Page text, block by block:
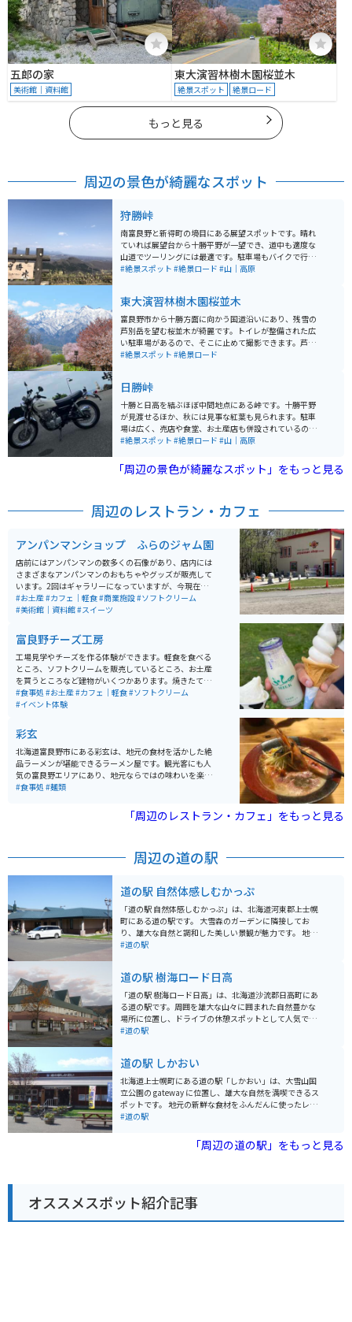
五郎の家
美術館｜資料館
東大演習林樹木園桜並木
絶景スポット 絶景ロード
もっと見る
周辺の景色が綺麗なスポット
狩勝峠
南富良野と新得町の境目にある展望スポットです。晴れ
ていれば展望台から十勝平野が一望でき、道中も適度な
山道でツーリングには最適です。駐車場もバイクで行く
分には満杯になることはないので心配いりません。
#絶景スポット #絶景ロード #山｜高原
東大演習林樹木園桜並木
富良野市から十勝方面に向かう国道沿いにあり、残雪の
芦別岳を望む桜並木が綺麗です。トイレが整備された広
い駐車場があるので、そこに止めて撮影できます。芦別
岳と桜並木を撮るには、国道に出なければならず、交通
きりとした写真を撮るなら午前中がオススメです。
#絶景スポット #絶景ロード
日勝峠
十勝と日高を結ぶほぼ中間地点にある峠です。十勝平野
が見渡せるほか、秋には見事な紅葉も見られます。駐車
場は広く、売店や食堂、お土産店も併設されているの
で、休憩や食事、買い物のついでに立ち寄ることもでき
#絶景スポット #絶景ロード #山｜高原
「周辺の景色が綺麗なスポット」をもっと見る
周辺のレストラン・カフェ
アンパンマンショップ ふらのジャム園
店前にはアンパンマンの数多くの石像があり、店内には
さまざまなアンパンマンのおもちゃやグッズが販売して
います。2回はギャラリーになっていますが、今現在は改
修工事の為閉鎖中です。 隣はジャム工房になっており、
ジャムの販売もしています。スイーツやソフトクリーム
#お土産#カフェ｜軽食#商業施設#ソフトクリーム
#美術館｜資料館#スイーツ
富良野チーズ工房
工場見学やチーズを作る体験ができます。軽食を食べる
ところ、ソフトクリームを販売しているところ、お土産
を買うところなど建物がいくつかあります。焼きたての
ピザやソフトクリーム、ジェラートもあります。
#食事処 #お土産#カフェ｜軽食#ソフトクリーム
#イベント体験
彩玄
北海道富良野市にある彩玄は、地元の食材を活かした絶
品ラーメンが堪能できるラーメン屋です。観光客にも人
気の富良野エリアにあり、地元ならではの味わいを楽し
めます。ラーメン以外にもエビ焼き、ホタテ焼き、しゃ
「腹黒」ブラックラーメン大人気です。海鮮ラーメンを
食べながら厚岸特産の牡蠣も食べられます。休業日は毎
#食事処 #麺類
「周辺のレストラン・カフェ」をもっと見る
周辺の道の駅
道の駅 自然体感しむかっぷ
「道の駅 自然体感しむかっぷ」は、北海道河東郡上士幌
町にある道の駅です。 大雪森のガーデンに隣接してお
り、雄大な自然と調和した美しい景観が魅力です。 地元
の新鮮な野菜や特産品を販売するショップや、地元食材
トクリームは濃厚な味わいで人気です。 バイクで訪れる
場合、駐車場も広々としており、安心して駐車できま
す。 大雪森の山岳道路は、景色も良く、ツーリングにも
おすすめです。 周辺には、十勝三股やナイタイ高原牧場
など、自然豊かな観光スポットも多数あります。 ドライ
#道の駅
道の駅 樹海ロード日高
「道の駅 樹海ロード日高」は、北海道沙流郡日高町にあ
る道の駅です。周囲を雄大な山々に囲まれた自然豊かな
場所に位置し、ドライブの休憩スポットとして人気で
す。 施設内には、地元の特産品を販売するショップやレ
おすすめは、日高沖で獲れた新鮮なイクラ丼です。 バイ
クで訪れる場合、駐車場も広く停めやすいので安心で
す。周辺には、全長約80kmの「樹海ロード日高」と呼
ばれる景観道路があり、ツーリングにも最適です。日高
山脈の雄大な景色を眺めながら、爽快なツーリングを楽
サラブレッドのテーマパーク「ホーストラスト」など、
#道の駅
道の駅 しかおい
北海道上士幌町にある道の駅「しかおい」は、大雪山国
立公園の gateway に位置し、雄大な自然を満喫できるス
ポットです。 地元の新鮮な食材をふんだんに使ったレス
トランでは、鹿肉料理やソフトクリームが人気です。 売
製品や、地元産の野菜や果物が並びます。 特に、ブラン
ド牛「十勝ハーブ牛」を使った商品はおすすめです。 道
やツーリングの拠点としても最適です。 バイクツーリン
グの場合、道の駅には広々とした駐車場が完備されてい
るので安心です。 周辺の道路は、信号が少なく、景色も
#道の駅
「周辺の道の駅」をもっと見る
オススメスポット紹介記事